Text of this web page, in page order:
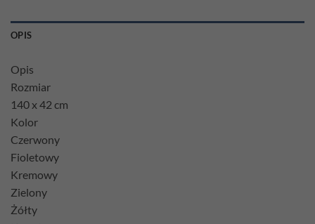
OPIS
Opis
Rozmiar
140 x 42 cm
Kolor
Czerwony
Fioletowy
Kremowy
Zielony
Żółty